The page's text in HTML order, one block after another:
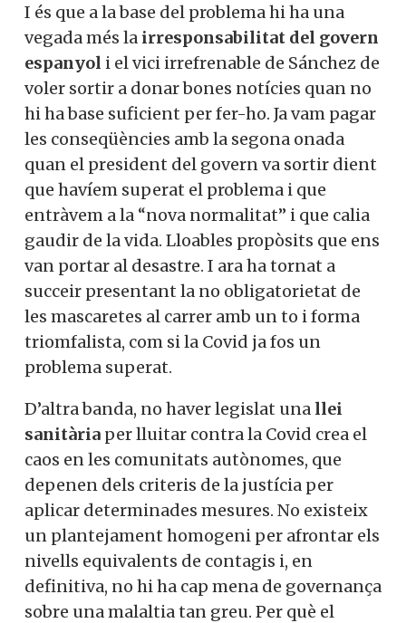
I és que a la base del problema hi ha una
vegada més la irresponsabilitat del govern
espanyol i el vici irrefrenable de Sánchez de
voler sortir a donar bones notícies quan no
hi ha base suficient per fer-ho. Ja vam pagar
les conseqüències amb la segona onada
quan el president del govern va sortir dient
que havíem superat el problema i que
entràvem a la “nova normalitat” i que calia
gaudir de la vida. Lloables propòsits que ens
van portar al desastre. I ara ha tornat a
succeir presentant la no obligatorietat de
les mascaretes al carrer amb un to i forma
triomfalista, com si la Covid ja fos un
problema superat.
D’altra banda, no haver legislat una llei
sanitària per lluitar contra la Covid crea el
caos en les comunitats autònomes, que
depenen dels criteris de la justícia per
aplicar determinades mesures. No existeix
un plantejament homogeni per afrontar els
nivells equivalents de contagis i, en
definitiva, no hi ha cap mena de governança
sobre una malaltia tan greu. Per què el